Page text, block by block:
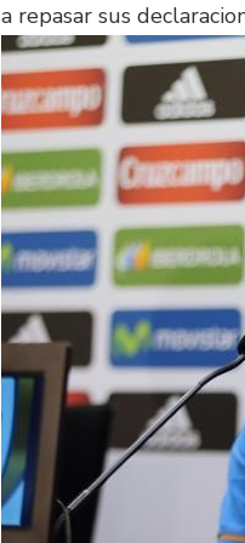
a repasar sus